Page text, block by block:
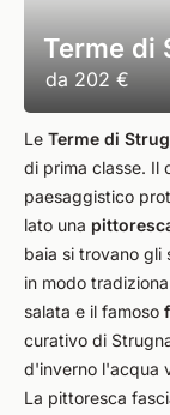
Terme di
da 202 €
Le Terme di
di prima classe. Il
paesaggistico
lato una
baia si trovano gli
in modo
salata e il famoso
curativo di
d'inverno l'acqua
La pittoresca